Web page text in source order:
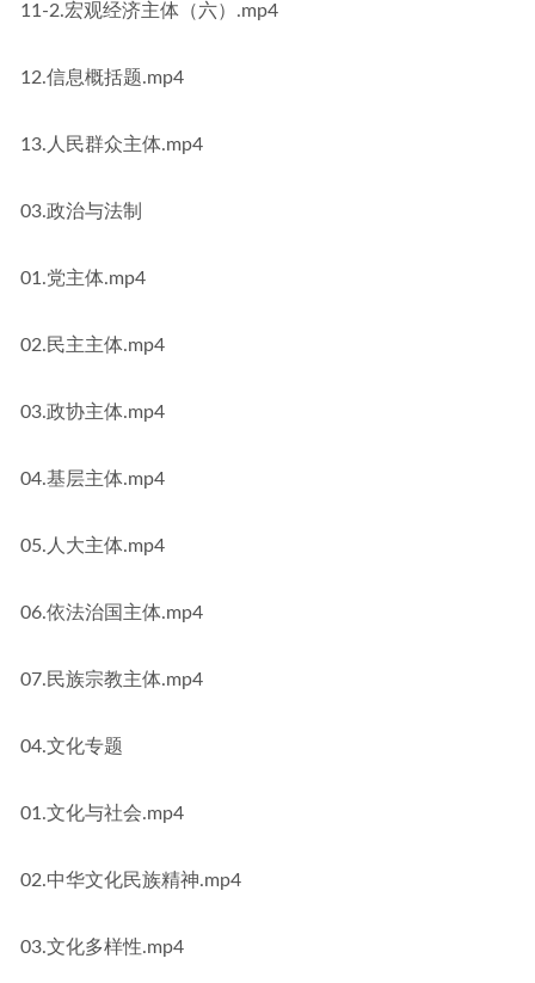
11-2.宏观经济主体（六）.mp4
12.信息概括题.mp4
13.人民群众主体.mp4
03.政治与法制
01.党主体.mp4
02.民主主体.mp4
03.政协主体.mp4
04.基层主体.mp4
05.人大主体.mp4
06.依法治国主体.mp4
07.民族宗教主体.mp4
04.文化专题
01.文化与社会.mp4
02.中华文化民族精神.mp4
03.文化多样性.mp4